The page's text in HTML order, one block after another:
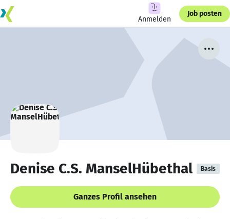
Anmelden
Job posten
Denise C.S. ManselHübethal Basis
Ganzes Profil ansehen